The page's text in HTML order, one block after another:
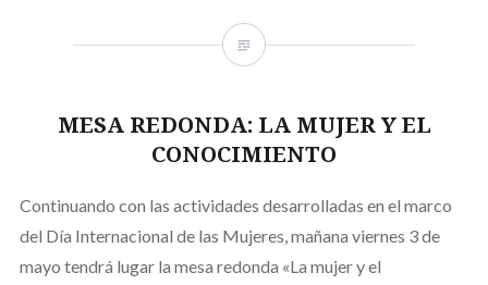
MESA REDONDA: LA MUJER Y EL
CONOCIMIENTO
Continuando con las actividades desarrolladas en el marco
del Día Internacional de las Mujeres, mañana viernes 3 de
mayo tendrá lugar la mesa redonda «La mujer y el